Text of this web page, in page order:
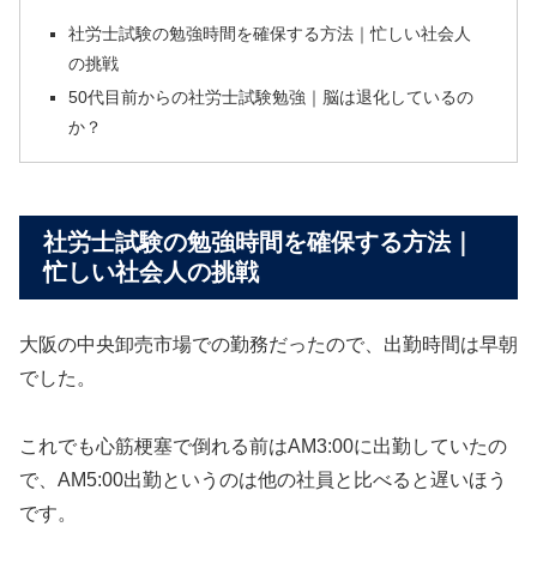
社労士試験の勉強時間を確保する方法｜忙しい社会人
の挑戦
50代目前からの社労士試験勉強｜脳は退化しているの
か？
社労士試験の勉強時間を確保する方法｜
忙しい社会人の挑戦
大阪の中央卸売市場での勤務だったので、出勤時間は早朝
でした。
これでも心筋梗塞で倒れる前はAM3:00に出勤していたの
で、AM5:00出勤というのは他の社員と比べると遅いほう
です。